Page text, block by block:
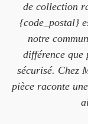
de collection
{code_postal}
notre
différence que
sécurisé. Chez
pièce raconte